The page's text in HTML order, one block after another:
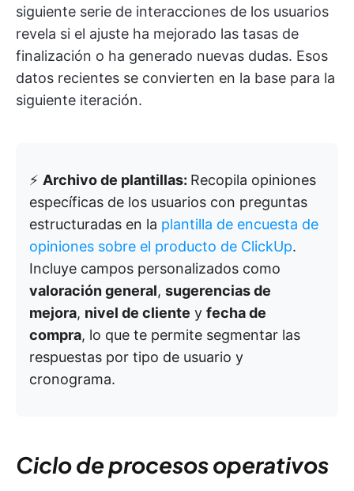
siguiente serie de interacciones de los usuarios
revela si el ajuste ha mejorado las tasas de
finalización o ha generado nuevas dudas. Esos
datos recientes se convierten en la base para la
siguiente iteración.
⚡️ Archivo de plantillas: Recopila opiniones
específicas de los usuarios con preguntas
estructuradas en la plantilla de encuesta de
opiniones sobre el producto de ClickUp.
Incluye campos personalizados como
valoración general, sugerencias de
mejora, nivel de cliente y fecha de
compra, lo que te permite segmentar las
respuestas por tipo de usuario y
cronograma.
Ciclo de procesos operativos